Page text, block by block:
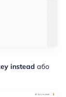
instead або